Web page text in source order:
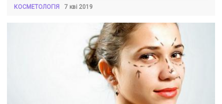
КОСМЕТОЛОГІЯ 7 кві 2019